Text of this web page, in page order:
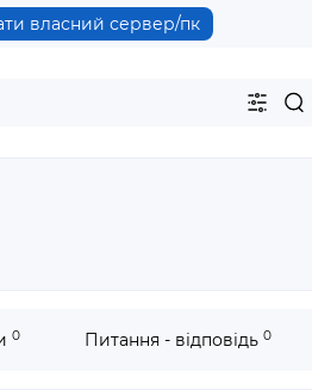
власний сервер/пк
0 Питання - відповідь 0